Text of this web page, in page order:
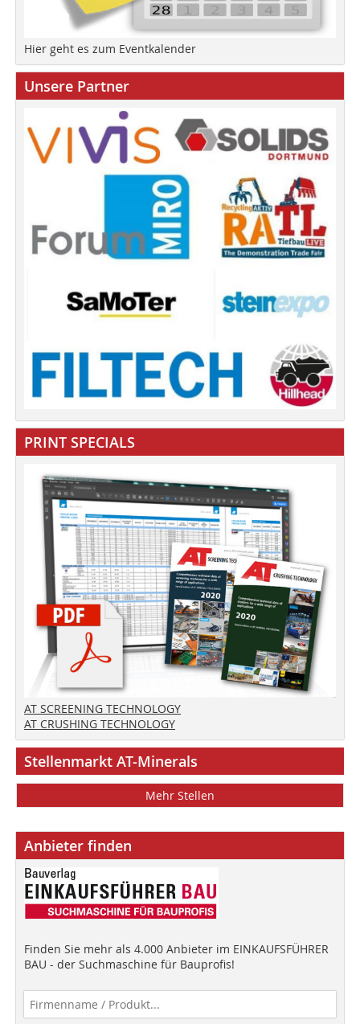
Hier geht es zum Eventkalender
Unsere Partner
PRINT SPECIALS
AT SCREENING TECHNOLOGY
AT CRUSHING TECHNOLOGY
Stellenmarkt AT-Minerals
Mehr Stellen
Anbieter finden
Finden Sie mehr als 4.000 Anbieter im EINKAUFSFÜHRER
BAU - der Suchmaschine für Bauprofis!